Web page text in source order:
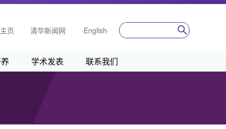
页 清华新闻网 ·English·
学术发表 联系我们